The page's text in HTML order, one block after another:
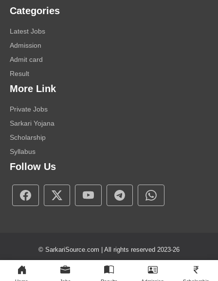
Categories
Latest Jobs
Admission
Admit card
Result
More Link
Private Jobs
Sarkari Yojana
Scholarship
Syllabus
Follow Us
© SarkariSource.com | All rights reserved 2023-26
Contact Us Disclaimer Privacy Policy